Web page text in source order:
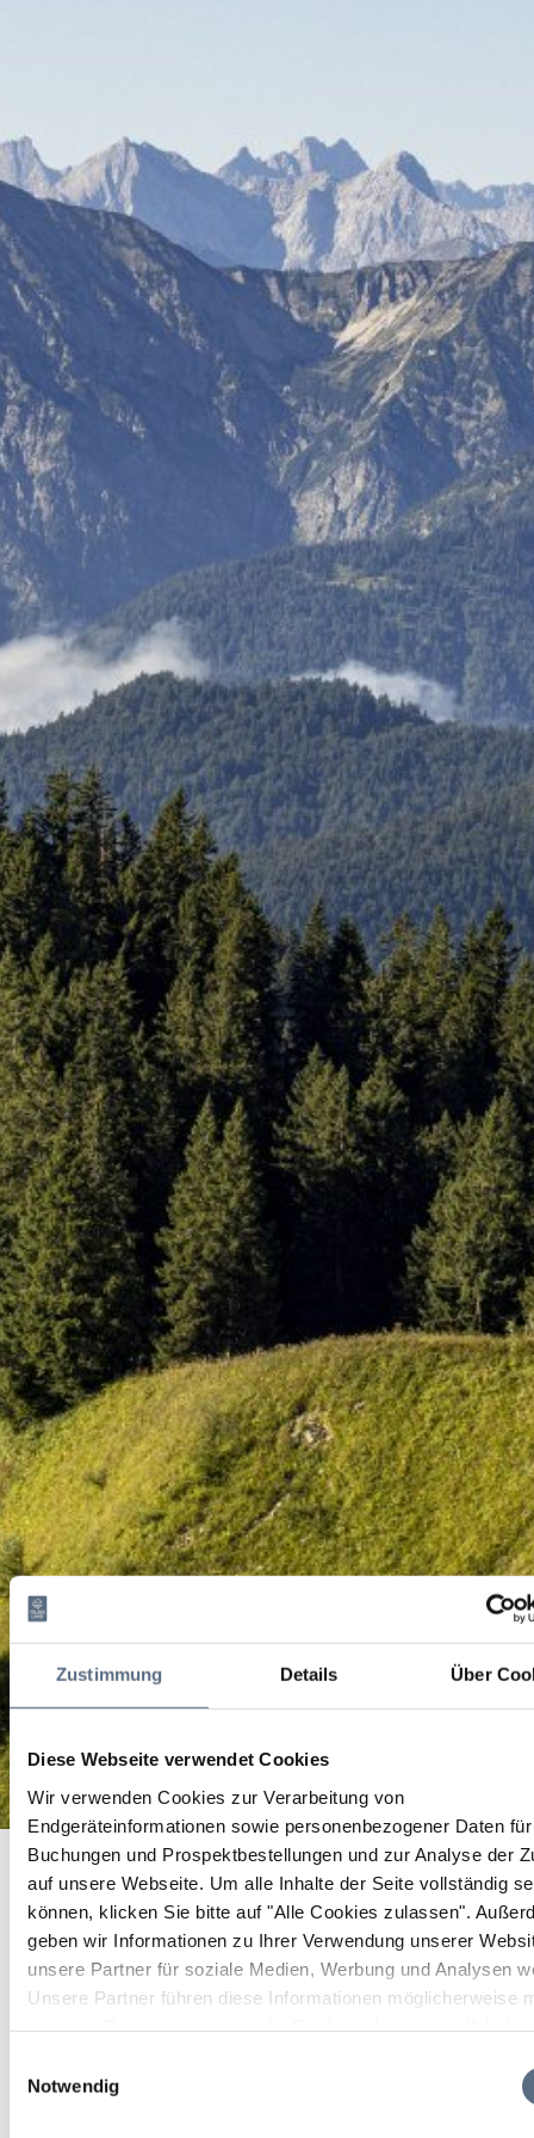
Zustimmung Details Über
Diese Webseite verwendet Cookies
Wir verwenden Cookies zur Verarbeitung von
Endgeräteinformationen sowie personenbezogener Daten
Buchungen und Prospektbestellungen und zur Analyse der
auf unsere Webseite. Um alle Inhalte der Seite vollständig
können, klicken Sie bitte auf "Alle Cookies zulassen".
geben wir Informationen zu Ihrer Verwendung unserer
unsere Partner für soziale Medien, Werbung und Analysen
Unsere Partner führen diese Informationen möglicherweise
Notwendig
Alpin Drums - Alpenglühen!
Startseite Alpin Drums - Alpenglühen!
Alpin Drums -
Alpenglühen!